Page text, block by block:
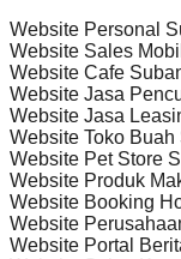
Website Personal
Website Sales
Website Cafe
Website Jasa
Website Jasa
Website Toko Buah
Website Pet Store
Website Produk
Website Booking
Website
Website Portal